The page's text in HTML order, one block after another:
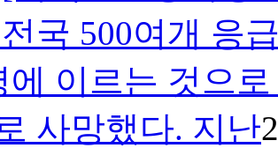
국 500여개 응
에 이르는 것으
사망했다. 지난